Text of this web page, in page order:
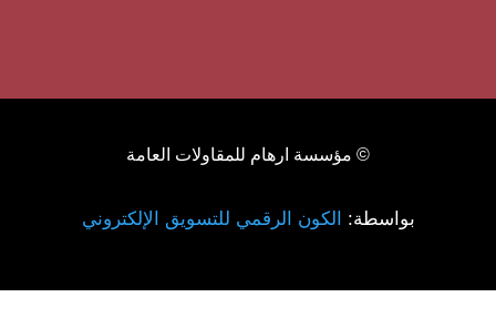
© مؤسسة ارهام للمقاولات العامة
بواسطة: الكون الرقمي للتسويق الإلكتروني